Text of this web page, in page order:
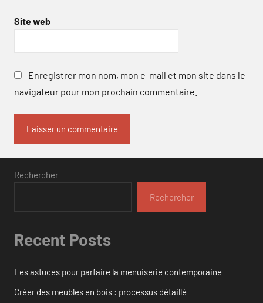
Site web
Enregistrer mon nom, mon e-mail et mon site dans le
navigateur pour mon prochain commentaire.
Rechercher
Rechercher
Recent Posts
Les astuces pour parfaire la menuiserie contemporaine
Créer des meubles en bois : processus détaillé